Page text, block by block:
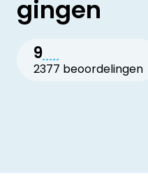
gingen
9
2377 beoordelingen